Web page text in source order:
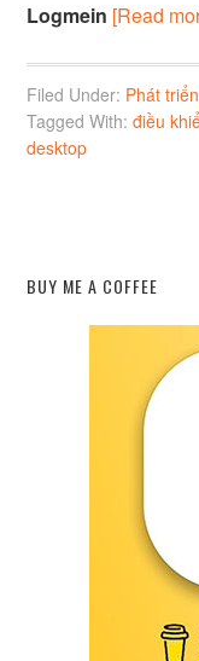
Logmein [Read
Filed Under: Phát
Tagged With:điều
desktop
BUY ME A COFFEE